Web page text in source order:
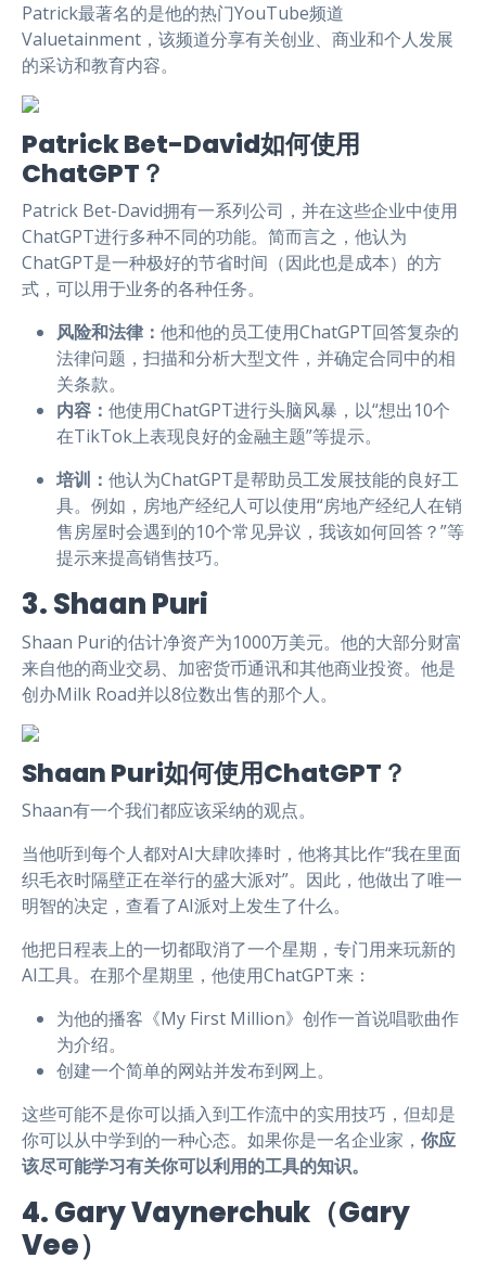
Patrick最著名的是他的热门YouTube频道
Valuetainment，该频道分享有关创业、商业和个人发展
的采访和教育内容。
Patrick Bet-David如何使用
ChatGPT？
Patrick Bet-David拥有一系列公司，并在这些企业中使用
ChatGPT进行多种不同的功能。简而言之，他认为
ChatGPT是一种极好的节省时间（因此也是成本）的方
式，可以用于业务的各种任务。
风险和法律： 他和他的员工使用ChatGPT回答复杂的
法律问题，扫描和分析大型文件，并确定合同中的相
关条款。
内容： 他使用ChatGPT进行头脑风暴，以“想出10个
在TikTok上表现良好的金融主题”等提示。
培训： 他认为ChatGPT是帮助员工发展技能的良好工
具。例如，房地产经纪人可以使用“房地产经纪人在销
售房屋时会遇到的10个常见异议，我该如何回答？”等
提示来提高销售技巧。
3. Shaan Puri
Shaan Puri的估计净资产为1000万美元。他的大部分财富
来自他的商业交易、加密货币通讯和其他商业投资。他是
创办Milk Road并以8位数出售的那个人。
Shaan Puri如何使用ChatGPT？
Shaan有一个我们都应该采纳的观点。
当他听到每个人都对AI大肆吹捧时，他将其比作“我在里面
织毛衣时隔壁正在举行的盛大派对”。因此，他做出了唯一
明智的决定，查看了AI派对上发生了什么。
他把日程表上的一切都取消了一个星期，专门用来玩新的
AI工具。在那个星期里，他使用ChatGPT来：
为他的播客《My First Million》创作一首说唱歌曲作
为介绍。
创建一个简单的网站并发布到网上。
这些可能不是你可以插入到工作流中的实用技巧，但却是
你可以从中学到的一种心态。如果你是一名企业家， 你应
该尽可能学习有关你可以利用的工具的知识。
4. Gary Vaynerchuk（Gary
Vee）